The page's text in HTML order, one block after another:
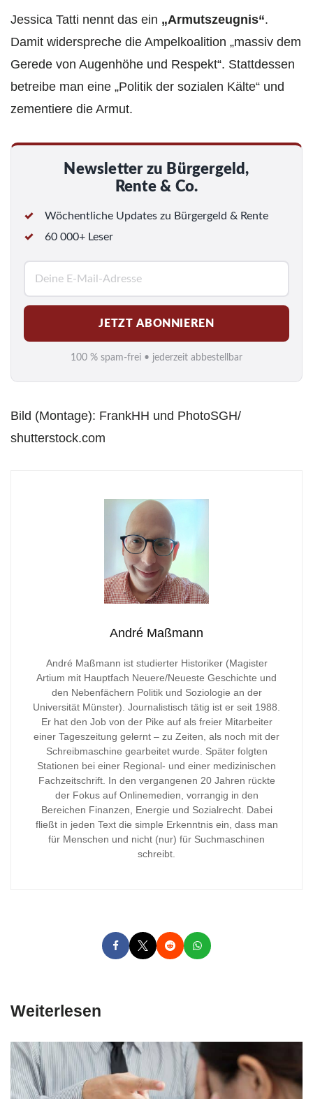
Jessica Tatti nennt das ein „Armutszeugnis“.
Damit widerspreche die Ampelkoalition „massiv dem
Gerede von Augenhöhe und Respekt“. Stattdessen
betreibe man eine „Politik der sozialen Kälte“ und
zementiere die Armut.
Newsletter zu Bürgergeld,
Rente & Co.
Wöchentliche Updates zu Bürgergeld & Rente
60 000+ Leser
M
a
i
l
*
JETZT ABONNIEREN
100 % spam-frei • jederzeit abbestellbar
Bild (Montage): FrankHH und PhotoSGH/
shutterstock.com
André Maßmann
André Maßmann ist studierter Historiker (Magister
Artium mit Hauptfach Neuere/Neueste Geschichte und
den Nebenfächern Politik und Soziologie an der
Universität Münster). Journalistisch tätig ist er seit 1988.
Er hat den Job von der Pike auf als freier Mitarbeiter
einer Tageszeitung gelernt – zu Zeiten, als noch mit der
Schreibmaschine gearbeitet wurde. Später folgten
Stationen bei einer Regional- und einer medizinischen
Fachzeitschrift. In den vergangenen 20 Jahren rückte
der Fokus auf Onlinemedien, vorrangig in den
Bereichen Finanzen, Energie und Sozialrecht. Dabei
fließt in jeden Text die simple Erkenntnis ein, dass man
für Menschen und nicht (nur) für Suchmaschinen
schreibt.
Weiterlesen